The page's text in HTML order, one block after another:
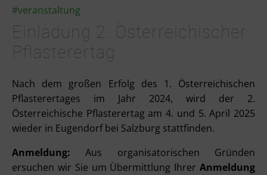
#veranstaltung
Einladung 2. Österreichischer
Pflasterertag
Nach dem großen Erfolg des 1. Österreichischen
Pflasterertages im Jahr 2024, wird der 2.
Österreichische Pflasterertag am 4. und 5. April 2025
wieder in Eugendorf bei Salzburg stattfinden.
Anmeldung:Aus organisatorischen Gründen
ersuchen wir Sie um Übermittlung Ihrer Anmeldung